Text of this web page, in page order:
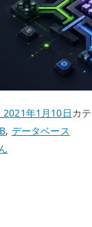
2021年1月10日カ
, データベース